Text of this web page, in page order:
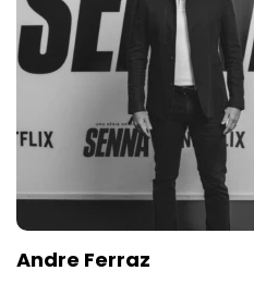
Andre Ferraz